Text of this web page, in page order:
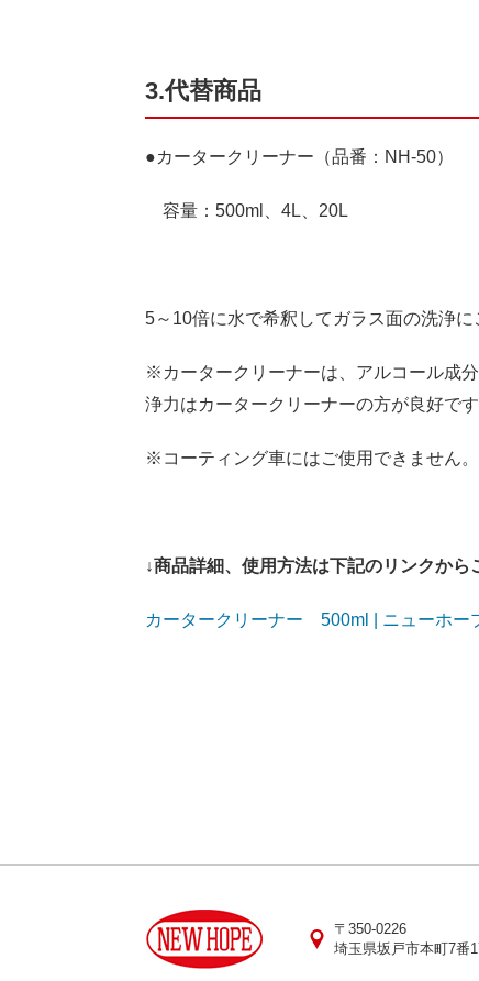
3.代替商品
●カータークリーナー（品番：NH-50）
容量：500ml、4L、20L
5～10倍に水で希釈してガラス面の洗浄に
※カータークリーナーは、アルコール成
浄力はカータークリーナーの方が良好です
※コーティング車にはご使用できません。
↓商品詳細、使用方法は下記のリンクから
カータークリーナー 500ml | ニューホー
〒350-0226
埼玉県坂戸市本町7番